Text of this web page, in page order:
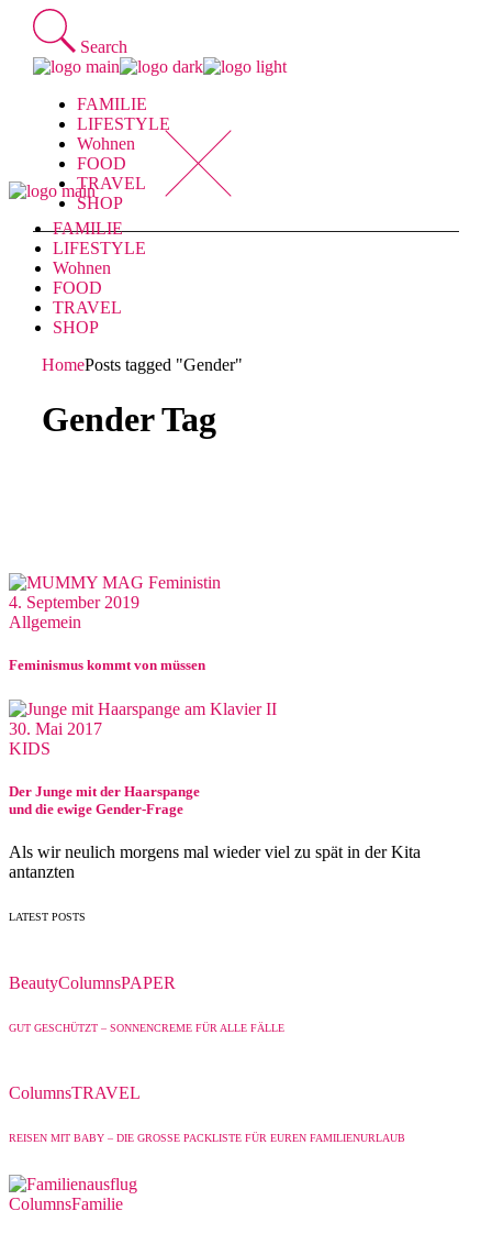
Skip
content
Search
FAMILIE
LIFESTYLE
Wohnen
FOOD
TRAVEL
SHOP
FAMILIE
LIFESTYLE
Wohnen
FOOD
TRAVEL
SHOP
HomePosts tagged "Gender"
Gender Tag
4. September 2019
Allgemein
Feminismus kommt von müssen
30. Mai 2017
KIDS
Der Junge mit der Haarspange
und die ewige Gender-Frage
Als wir neulich morgens mal wieder viel zu spät in der Kita
antanzten
LATEST POSTS
BeautyColumnsPAPER
GUT GESCHÜTZT – SONNENCREME FÜR ALLE FÄLLE
ColumnsTRAVEL
REISEN MIT BABY – DIE GROSSE PACKLISTE FÜR EUREN FAMILIENURLAUB
ColumnsFamilie